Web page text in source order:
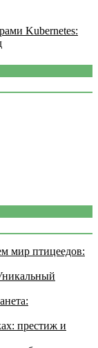
Kubernetes:
мир птицеедов:
престиж и